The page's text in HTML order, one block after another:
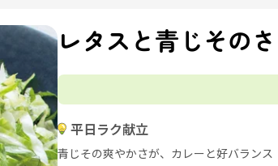
レタスと青じその
平日ラク献立
青じその爽やかさが、カレーと好バランス